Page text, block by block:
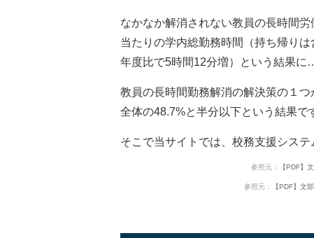
なかなか解消されない教員の長時間
当たりの学内総勤務時間（持ち帰り
年度比で5時間12分増）という結果に
教員の長時間勤務解消の解決策の１
全体の48.7%と半分以下という結果で
そこで当サイトでは、校務支援シス
参照元： 【PDF】
参照元： 【PDF】文